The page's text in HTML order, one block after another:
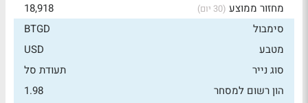
מחזור ממוצע (30 יום)
18,918
סימבול
BTGD
מטבע
USD
סוג נייר
תעודת סל
הון רשום למסחר
1.98